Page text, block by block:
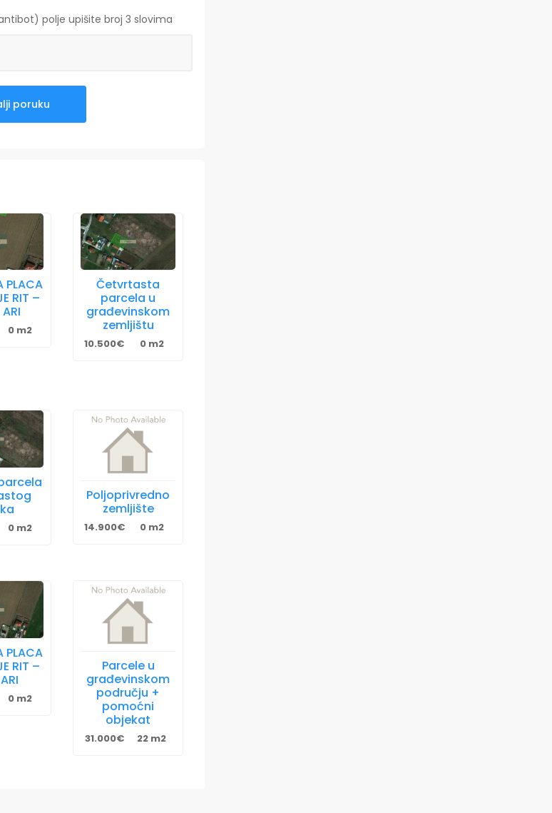
polje upišite broj 3 slovima
PLACA
RIT –
0 m2
Četvrtasta
parcela u
građevinskom
zemljištu
10.500€ 0 m2
0 m2
Poljoprivredno
zemljište
14.900€ 0 m2
PLACA
RIT –
0 m2
Parcele u
građevinskom
području +
pomoćni
objekat
31.000€ 22 m2